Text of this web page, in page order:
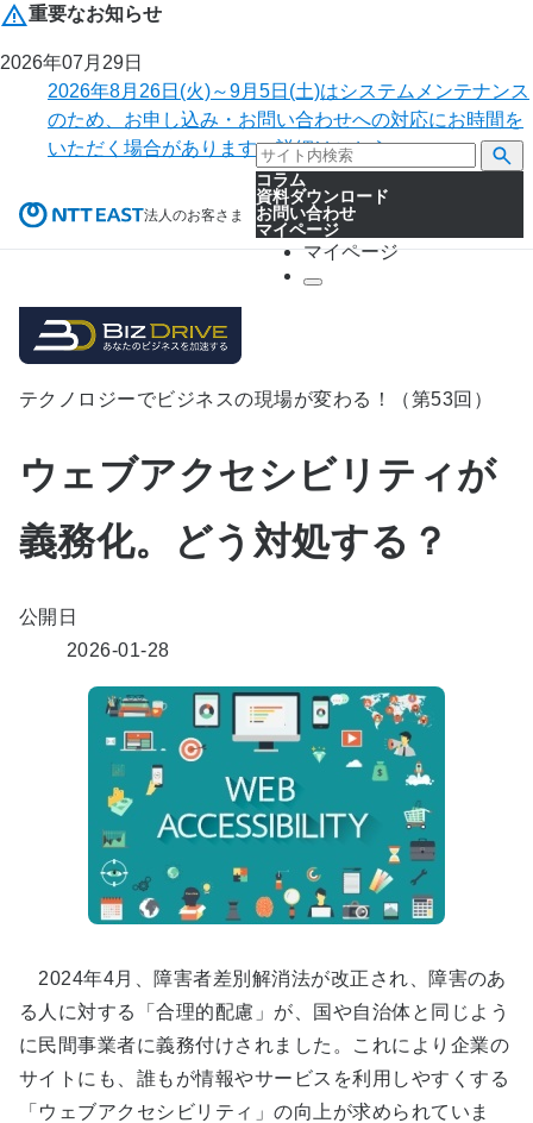
重要なお知らせ
2026年07月29日
2026年8月26日(火)～9月5日(土)はシステムメンテナンス
のため、お申し込み・お問い合わせへの対応にお時間を
いただく場合があります。詳細はこちら。
法人のお客さま
コラム
資料ダウンロード
お問い合わせ
マイページ
マイページ
テクノロジーでビジネスの現場が変わる！（第53回）
ウェブアクセシビリティが
義務化。どう対処する？
公開日
2026-01-28
2024年4月、障害者差別解消法が改正され、障害のあ
る人に対する「合理的配慮」が、国や自治体と同じよう
に民間事業者に義務付けされました。これにより企業の
サイトにも、誰もが情報やサービスを利用しやすくする
「ウェブアクセシビリティ」の向上が求められていま